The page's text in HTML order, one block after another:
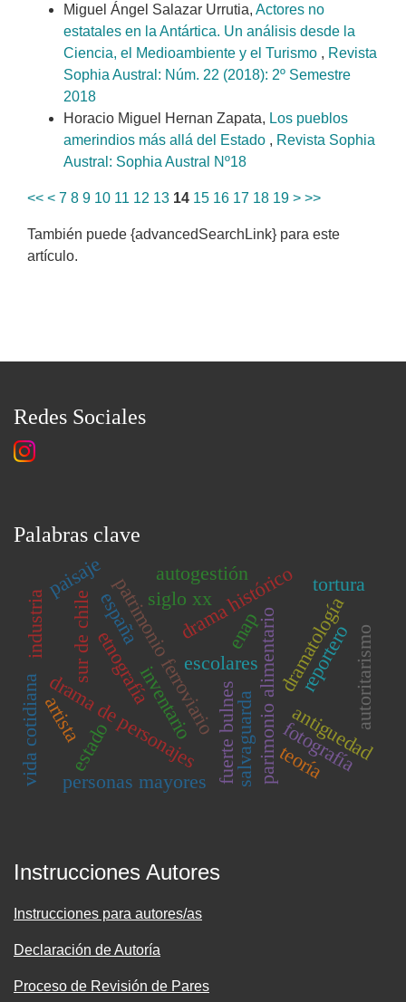
Miguel Ángel Salazar Urrutia, Actores no
estatales en la Antártica. Un análisis desde la
Ciencia, el Medioambiente y el Turismo , Revista
Sophia Austral: Núm. 22 (2018): 2º Semestre
2018
Horacio Miguel Hernan Zapata, Los pueblos
amerindios más allá del Estado , Revista Sophia
Austral: Sophia Austral Nº18
<< < 7 8 9 10 11 12 13 14 15 16 17 18 19 > >>
También puede {advancedSearchLink} para este
artículo.
Redes Sociales
Palabras clave
escolaresparimonio alimentario
patrimonio ferroviario dramatología
drama de personajes
drama histórico
fuerte bulnes
personas mayores salvaguarda antiguedad
inventario
estado
autoritarismo
fotografía
siglo xx
españa
etnografía
paisaje
enap
vida cotidiana
sur de chile reportero
autogestión
tortura
teoría
industria
artista
Instrucciones Autores
Instrucciones para autores/as
Declaración de Autoría
Proceso de Revisión de Pares